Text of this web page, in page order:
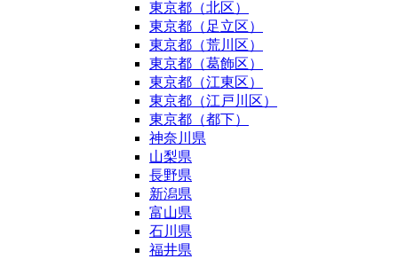
東京都（北区）
東京都（足立区）
東京都（荒川区）
東京都（葛飾区）
東京都（江東区）
東京都（江戸川区）
東京都（都下）
神奈川県
山梨県
長野県
新潟県
富山県
石川県
福井県